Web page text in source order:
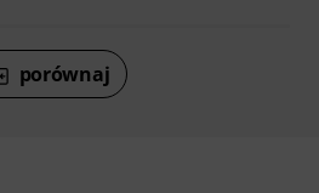
porównaj